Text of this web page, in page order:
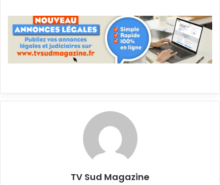
TV Sud Magazine